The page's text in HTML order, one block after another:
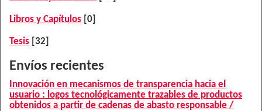
Libros y Capítulos [0]
Tesis [32]
Envíos recientes
Innovación en mecanismos de transparencia hacia el
usuario : logos tecnológicamente trazables de productos
obtenidos a partir de cadenas de abasto responsable /